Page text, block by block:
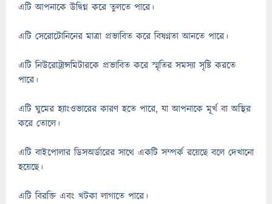
এটি আপনাকে উদ্বিগ্ন করে তুলতে পারে।
এটি সেরোটোনিনের মাত্রা প্রভাবিত করে বিষণ্নতা আনতে পারে।
এটি নিউরোট্রান্সমিটারকে প্রভাবিত করে স্মৃতির সমস্যা সৃষ্টি করতে
পারে।
এটি ঘুমের হ্যাংওভারের কারণ হতে পারে, যা আপনাকে মূর্খ বা অস্থির
করে তোলে।
এটি বাইপোলার ডিসঅর্ডারের সাথে একটি সম্পর্ক রয়েছে বলে দেখানো
হয়েছে।
এটি বিরক্তি এবং খটকা লাগাতে পারে।